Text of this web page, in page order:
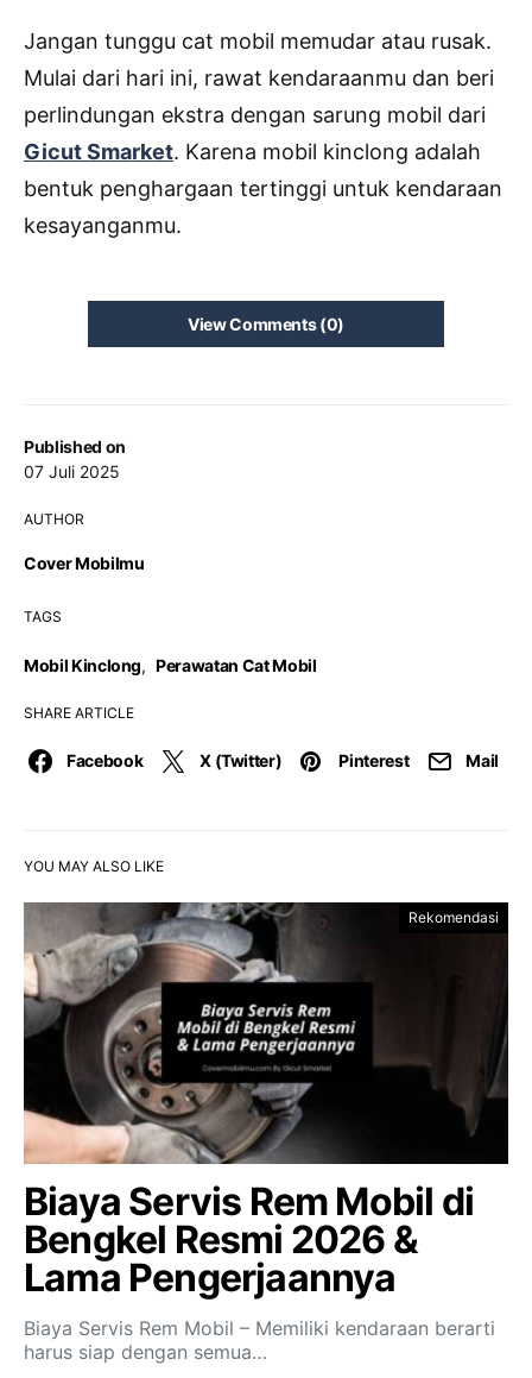
Published on
07 Juli 2025
AUTHOR
Cover Mobilmu
TAGS
Mobil Kinclong, Perawatan Cat Mobil
SHARE ARTICLE
Facebook X (Twitter) Pinterest Mail
Jangan tunggu cat mobil memudar atau rusak.
Mulai dari hari ini, rawat kendaraanmu dan beri
perlindungan ekstra dengan sarung mobil dari
Gicut Smarket. Karena mobil kinclong adalah
bentuk penghargaan tertinggi untuk kendaraan
kesayanganmu.
View Comments (0)
YOU MAY ALSO LIKE
Rekomendasi
Biaya Servis Rem Mobil di
Bengkel Resmi 2026 &
Lama Pengerjaannya
Biaya Servis Rem Mobil – Memiliki kendaraan berarti
harus siap dengan semua…